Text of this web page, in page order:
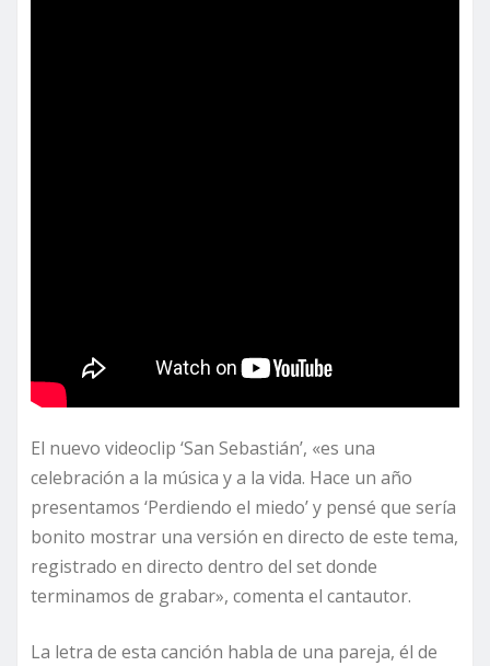
El nuevo videoclip ‘San Sebastián’, «es una
celebración a la música y a la vida. Hace un año
presentamos ‘Perdiendo el miedo’ y pensé que sería
bonito mostrar una versión en directo de este tema,
registrado en directo dentro del set donde
terminamos de grabar», comenta el cantautor.
La letra de esta canción habla de una pareja, él de